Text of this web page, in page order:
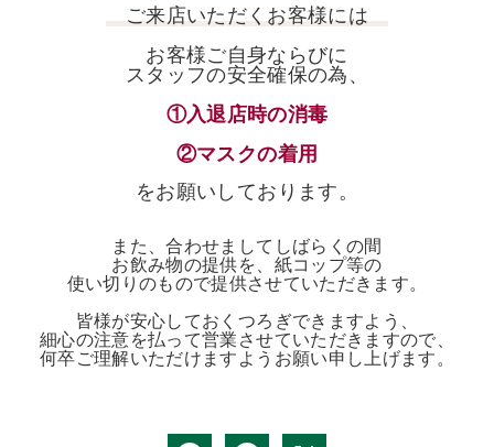
ご来店いただくお客様には
お客様ご自身ならびに
スタッフの安全確保の為、
①入退店時の消毒
②マスクの着用
をお願いしております。
また、合わせましてしばらくの間
お飲み物の提供を、紙コップ等の
使い切りのもので提供させていただきます。
皆様が安心しておくつろぎできますよう、
細心の注意を払って営業させていただきますので、
何卒ご理解いただけますようお願い申し上げます。